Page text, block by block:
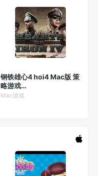
钢铁雄心4 hoi4 Mac版 策
略游戏
v1.14.6.49ff(5a08) 原生
Mac游戏